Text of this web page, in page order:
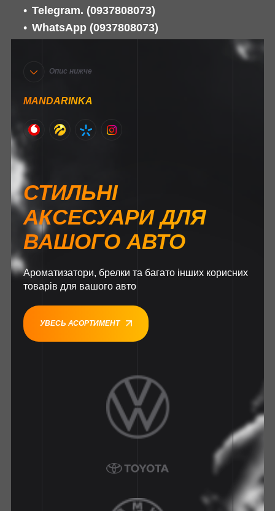
Telegram. (0937808073)
WhatsApp (0937808073)
Опис нижче
MANDARINKA
СТИЛЬНІ
АКСЕСУАРИ ДЛЯ
ВАШОГО АВТО
Ароматизатори, брелки та багато інших корисних
товарів для вашого авто
УВЕСЬ АСОРТИМЕНТ